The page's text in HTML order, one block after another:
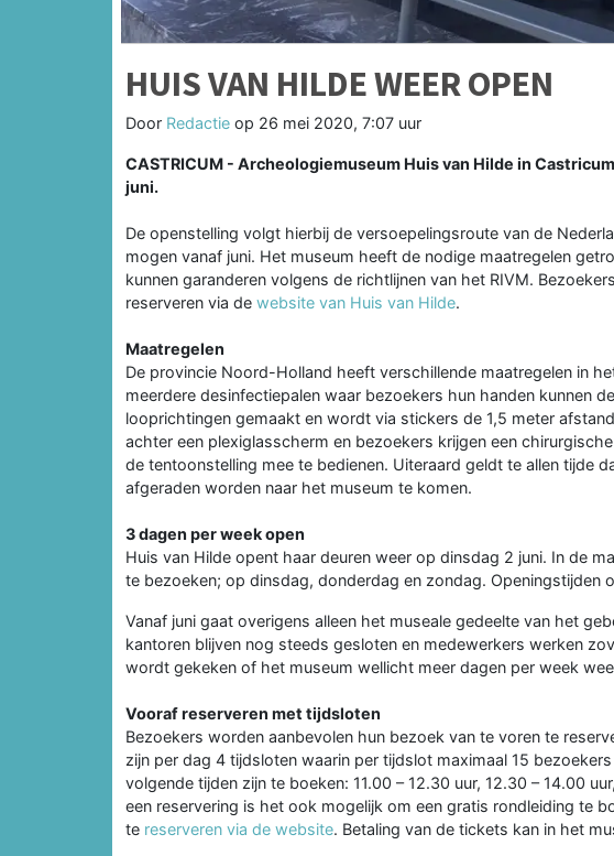
HUIS VAN HILDE WEER OPEN
Door Redactie op 26 mei 2020, 7:07 uur
CASTRICUM - Archeologiemuseum Huis van Hilde in
juni.
De openstelling volgt hierbij de versoepelingsroute van de
mogen vanaf juni. Het museum heeft de nodige maatregelen
kunnen garanderen volgens de richtlijnen van het RIVM.
reserveren via de website van Huis van Hilde.
Maatregelen
De provincie Noord-Holland heeft verschillende maatregelen in
meerdere desinfectiepalen waar bezoekers hun handen kunnen
looprichtingen gemaakt en wordt via stickers de 1,5 meter
achter een plexiglasscherm en bezoekers krijgen een
de tentoonstelling mee te bedienen. Uiteraard geldt te allen tijde
afgeraden worden naar het museum te komen.
3 dagen per week open
Huis van Hilde opent haar deuren weer op dinsdag 2 juni. In de
te bezoeken; op dinsdag, donderdag en zondag. Openingstijden
Vanaf juni gaat overigens alleen het museale gedeelte van het
kantoren blijven nog steeds gesloten en medewerkers werken
wordt gekeken of het museum wellicht meer dagen per week
Vooraf reserveren met tijdsloten
Bezoekers worden aanbevolen hun bezoek van te voren te
zijn per dag 4 tijdsloten waarin per tijdslot maximaal 15
volgende tijden zijn te boeken: 11.00 – 12.30 uur, 12.30 – 14.00
een reservering is het ook mogelijk om een gratis rondleiding te
te reserveren via de website. Betaling van de tickets kan in het